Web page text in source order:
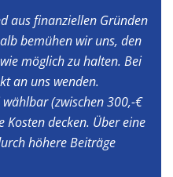
aus finanziellen Gründen
bemühen wir uns, den
möglich zu halten. Bei
an uns wenden.
(zwischen 300,-€
decken. Über eine
höhere Beiträge